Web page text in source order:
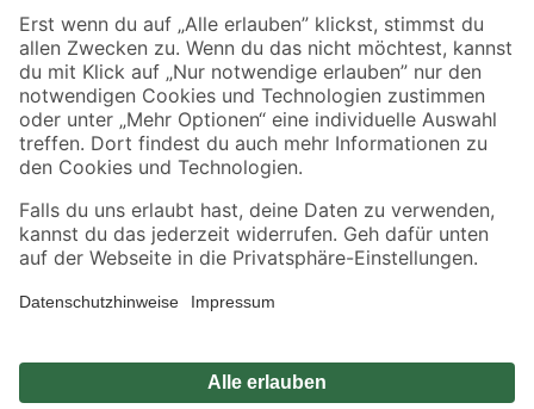
Sicher einkaufen
Jetzt die toom-App herunterladen
Alle Preisangaben in EUR inkl. gesetzl. MwSt.. Die dargestellten Angebote sind unter
Umständen nicht in allen Märkten verfügbar. Die angegebenen Verfügbarkeiten beziehen
Produkte nur solange der Vorrat reicht.
*Paketversand ab 59 € versandkostenfrei, gilt nicht für Artikel mit Speditionsversand, hier
Privatsphäre Impressum